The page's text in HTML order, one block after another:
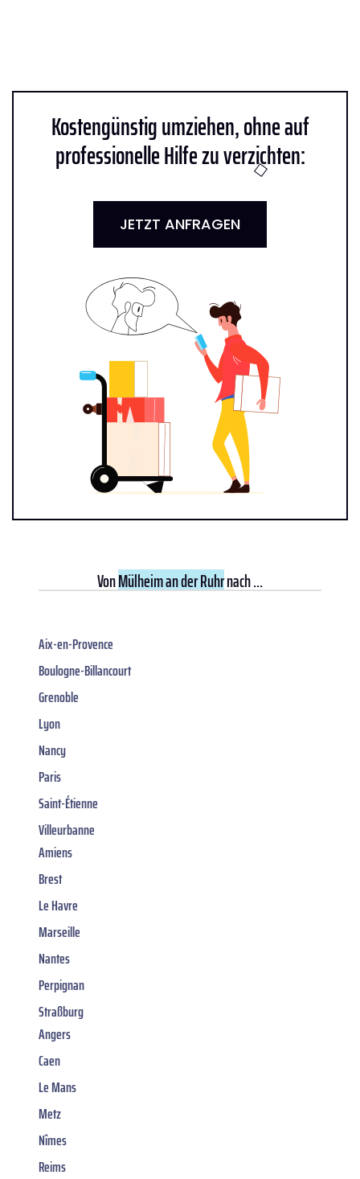
Kostengünstig umziehen, ohne auf
professionelle Hilfe zu verzichten:
JETZT ANFRAGEN
VonMülheim an der Ruhrnach ...
Aix-en-Provence
Boulogne-Billancourt
Grenoble
Lyon
Nancy
Paris
Saint-Étienne
Villeurbanne
Amiens
Brest
Le Havre
Marseille
Nantes
Perpignan
Straßburg
Angers
Caen
Le Mans
Metz
Nîmes
Reims